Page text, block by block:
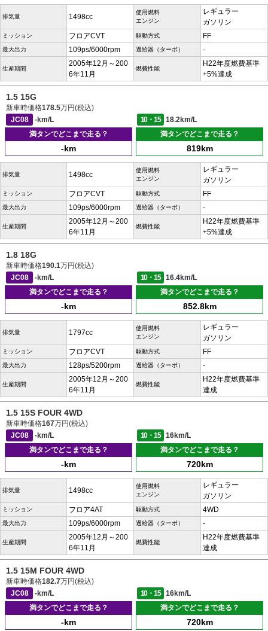
排気量 1498cc
使用燃料
エンジン
レギュラー
ガソリン
ミッション フロアCVT 駆動方式 FF
最大出力 109ps/6000rpm 過給器（ターボ） -
生産期間
2005年12月～200
6年11月
燃費性能
H22年度燃費基準
+5%達成
1.5 15G
新車時価格178.5万円(税込)
JC08
-km/L 10・15
18.2km/L
満タンでどこまで走る？
-km
満タンでどこまで走る？
819km
排気量 1498cc
使用燃料
エンジン
レギュラー
ガソリン
ミッション フロアCVT 駆動方式 FF
最大出力 109ps/6000rpm 過給器（ターボ） -
生産期間
2005年12月～200
6年11月
燃費性能
H22年度燃費基準
+5%達成
1.8 18G
新車時価格190.1万円(税込)
JC08
-km/L 10・15
16.4km/L
満タンでどこまで走る？
-km
満タンでどこまで走る？
852.8km
排気量 1797cc
使用燃料
エンジン
レギュラー
ガソリン
ミッション フロアCVT 駆動方式 FF
最大出力 128ps/5200rpm 過給器（ターボ） -
生産期間
2005年12月～200
6年11月
燃費性能
H22年度燃費基準
達成
1.5 15S FOUR 4WD
新車時価格167万円(税込)
JC08
-km/L 10・15
16km/L
満タンでどこまで走る？
-km
満タンでどこまで走る？
720km
排気量 1498cc
使用燃料
エンジン
レギュラー
ガソリン
ミッション フロア4AT 駆動方式 4WD
最大出力 109ps/6000rpm 過給器（ターボ） -
生産期間
2005年12月～200
6年11月
燃費性能
H22年度燃費基準
達成
1.5 15M FOUR 4WD
新車時価格182.7万円(税込)
JC08
-km/L 10・15
16km/L
満タンでどこまで走る？
-km
満タンでどこまで走る？
720km